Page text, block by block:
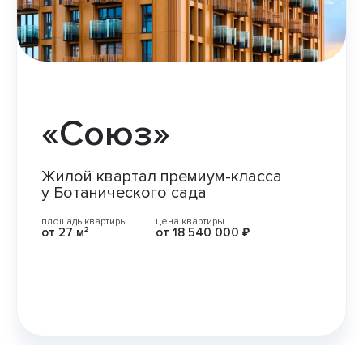
«Союз»
Жилой квартал премиум-класса
у Ботанического сада
площадь квартиры
от 27 м²
цена квартиры
от 18 540 000 ₽